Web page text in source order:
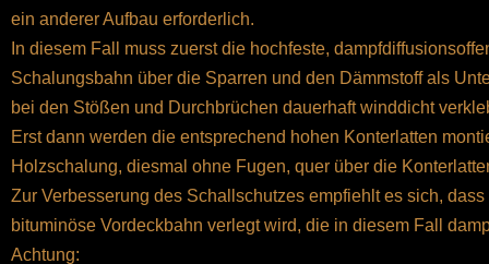
ein anderer Aufbau erforderlich.
In diesem Fall muss zuerst die hochfeste,
Schalungsbahn über die Sparren und den Dämmstoff als
bei den Stößen und Durchbrüchen dauerhaft winddicht
Erst dann werden die entsprechend hohen Konterlatten
Holzschalung, diesmal ohne Fugen, quer über die
Zur Verbesserung des Schallschutzes empfiehlt es sich,
bituminöse Vordeckbahn verlegt wird, die in diesem Fall
Achtung: